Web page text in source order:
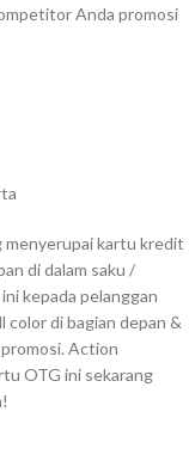
Anda promosi
menyerupai kartu kredit
di dalam saku /
kepada pelanggan
color di bagian depan &
Action
OTG ini sekarang